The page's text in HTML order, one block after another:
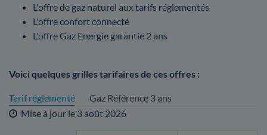
L'offre de gaz naturel aux tarifs réglementés
L'offre confort connecté
L'offre Gaz Energie garantie 2 ans
Voici quelques grilles tarifaires de ces offres :
Tarif réglementé
Gaz Référence 3 ans
Mise à jour le 3 août 2026